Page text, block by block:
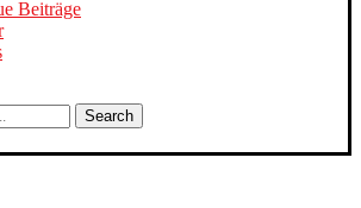
Beiträge
Search